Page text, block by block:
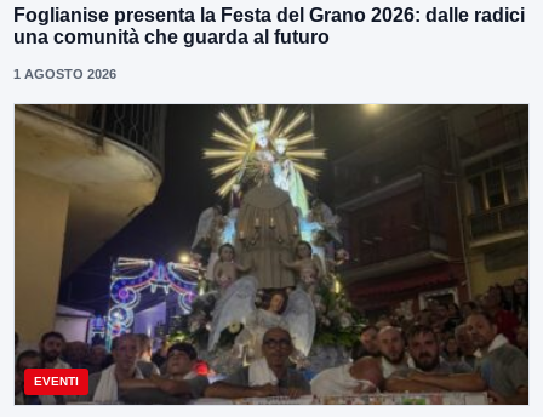
Foglianise presenta la Festa del Grano 2026: dalle radici
una comunità che guarda al futuro
1 AGOSTO 2026
EVENTI